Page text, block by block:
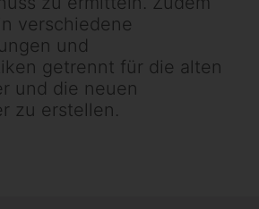
verschiedene
und
getrennt für die alten
und die neuen
zu erstellen.